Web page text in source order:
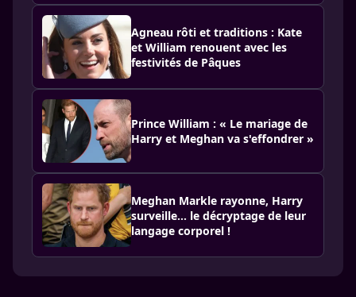
Agneau rôti et traditions : Kate
et William renouent avec les
festivités de Pâques
Prince William : « Le mariage de
Harry et Meghan va s'effondrer »
Meghan Markle rayonne, Harry
surveille... le décryptage de leur
langage corporel !